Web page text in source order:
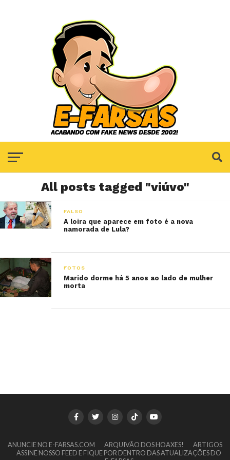
All posts tagged "viúvo"
FALSO
A loira que aparece em foto é a nova
namorada de Lula?
FOTOS
Marido dorme há 5 anos ao lado de mulher
morta
ANUNCIE NO E-FARSAS.COM ARQUIVÃO DOS HOAXES!
ARTIGOS
ASSINE NOSSO FEED E FIQUE POR DENTRO DAS ATUALIZAÇÕES DO